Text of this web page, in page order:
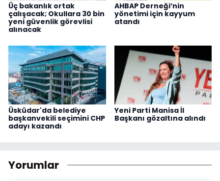
Üç bakanlık ortak
çalışacak; Okullara 30 bin
yeni güvenlik görevlisi
alınacak
AHBAP Derneği’nin
yönetimi için kayyum
atandı
Üsküdar'da belediye
başkanvekili seçimini CHP
adayı kazandı
Yeni Parti Manisa İl
Başkanı gözaltına alındı
Yorumlar